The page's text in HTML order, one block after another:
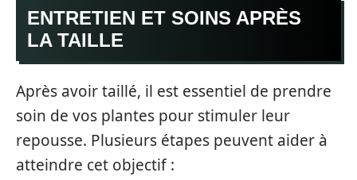
ENTRETIEN ET SOINS APRÈS
LA TAILLE
Après avoir taillé, il est essentiel de prendre
soin de vos plantes pour stimuler leur
repousse. Plusieurs étapes peuvent aider à
atteindre cet objectif :